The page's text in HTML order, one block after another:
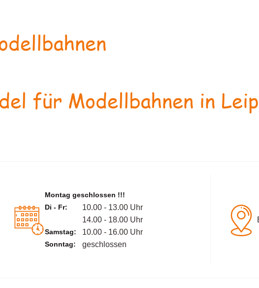
für Modellbahnen in
Montag geschlossen !!!
Di - Fr:
10.00 - 13.00 Uhr
14.00 - 18.00 Uhr
Samstag: 10.00 - 16.00 Uhr
Sonntag: geschlossen